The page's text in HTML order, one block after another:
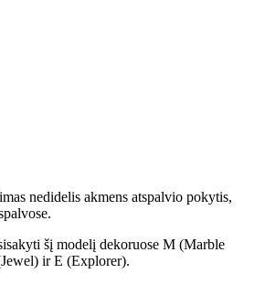
nedidelis akmens atspalvio pokytis,
šį modelį dekoruose M (Marble
ir E (Explorer).